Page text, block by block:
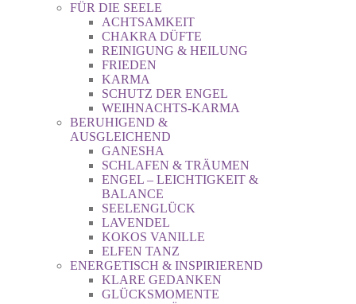
FÜR DIE SEELE
ACHTSAMKEIT
CHAKRA DÜFTE
REINIGUNG & HEILUNG
FRIEDEN
KARMA
SCHUTZ DER ENGEL
WEIHNACHTS-KARMA
BERUHIGEND &
AUSGLEICHEND
GANESHA
SCHLAFEN & TRÄUMEN
ENGEL – LEICHTIGKEIT &
BALANCE
SEELENGLÜCK
LAVENDEL
KOKOS VANILLE
ELFEN TANZ
ENERGETISCH & INSPIRIEREND
KLARE GEDANKEN
GLÜCKSMOMENTE